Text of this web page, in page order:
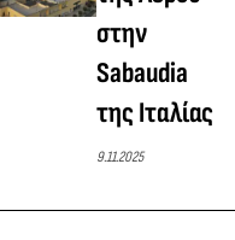
στην
Sabaudia
της Ιταλίας
9.11.2025